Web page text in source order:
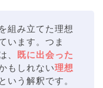
組み立てた理想
います。つま
、
既に出会った
もしれない理想
いう解釈です。